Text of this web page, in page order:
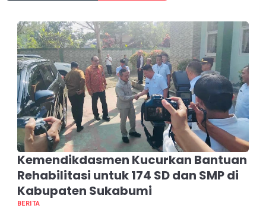
Kemendikdasmen Kucurkan Bantuan
Rehabilitasi untuk 174 SD dan SMP di
Kabupaten Sukabumi
BERITA